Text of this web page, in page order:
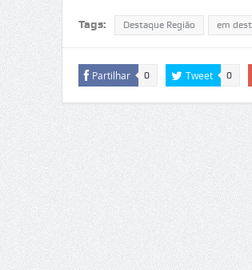
Tags: Destaque Região em
Partilhar 0 Tweet 0